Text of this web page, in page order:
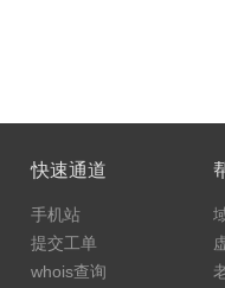
快速通道
手机站
提交工单
whois查询